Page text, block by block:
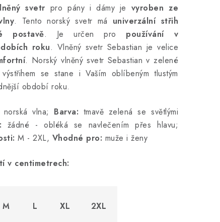
svetr pro pány i dámy je vyroben ze
. Tento norský svetr má univerzální střih
postavě. Je určen pro používání v
roku. Vlněný svetr Sebastian je velice
. Norský vlněný svetr Sebastian v zelené
se stane i Vaším oblíbeným tlustým
období roku.
norská vlna; Barva: tmavě zelená se světlými
žádné - obléká se navlečením přes hlavu;
M - 2XL, Vhodné pro: muže i ženy
v centimetrech:
M L XL 2XL